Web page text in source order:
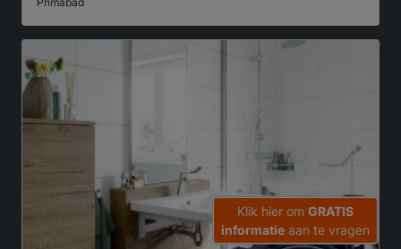
Klik hier om GRATIS
informatie aan te vragen